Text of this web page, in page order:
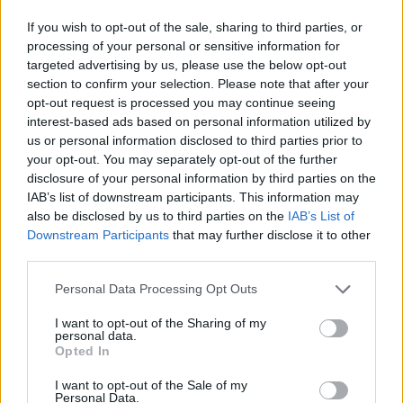
If you wish to opt-out of the sale, sharing to third parties, or
processing of your personal or sensitive information for
targeted advertising by us, please use the below opt-out
section to confirm your selection. Please note that after your
opt-out request is processed you may continue seeing
interest-based ads based on personal information utilized by
us or personal information disclosed to third parties prior to
your opt-out. You may separately opt-out of the further
disclosure of your personal information by third parties on the
IAB’s list of downstream participants. This information may
also be disclosed by us to third parties on the IAB’s List of
Downstream Participants that may further disclose it to other
Please note that this website/app uses one or more Google
not limited to your visit or usage behaviour. You may click to
grant or deny consent to Google and its third-party tags to
use your data for below specified purposes in below Google
consent section.
Personal Data Processing Opt Outs
I want to opt-out of the Sharing of my
personal data.
Opted In
I want to opt-out of the Sale of my
Personal Data.
Σύμφωνα με αυτό το αφήγημα, η Διεθνής
Έκθεση Θεσσαλονίκης θα λειτουργήσει ως
προεκλογικό εφαλτήριο, με ένα πακέτο παροχών
στοχευμένο στη μεσαία τάξη, τους ελεύθερους
επαγγελματίες και τους νέους.
Παράλληλα, η διαρροή αυτών των σεναρίων
λειτούργησε κατασταλτικά σε εσωκομματικές
αντιδράσεις, καθώς το «ένστικτο
αυτοσυντήρησης» των βουλευτών υπερίσχυσε
κάθε διάθεσης για κριτική, την ώρα που η ΝΔ
τη φυσιολογική κυβερνητική φθορά.
στρέφεται πλέον στο επερχόμενο συνέδριο και
την εκλογή της νέας Πολιτικής Επιτροπής. Ενώ ο
συσπειρωμένος, η ηχηρή απουσία του Κώστα